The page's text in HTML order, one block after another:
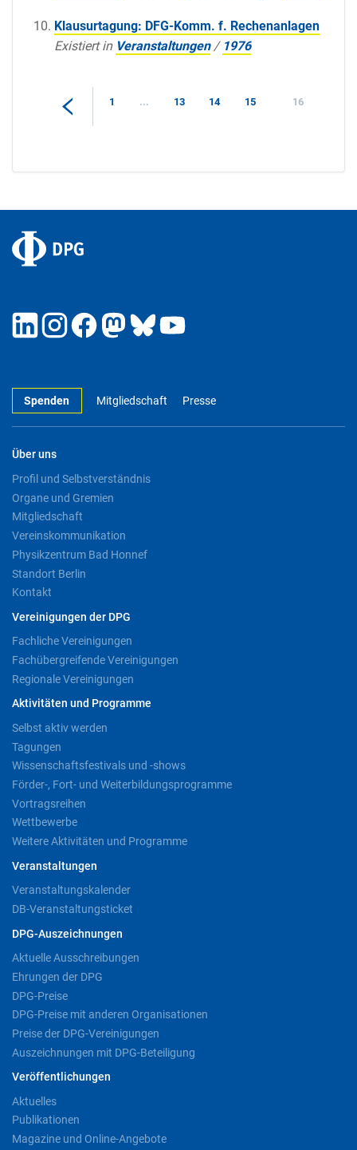
Klausurtagung: DFG-Komm. f. Rechenanlagen
Existiert in Veranstaltungen / 1976
1 ... 13 14 15 16
Spenden Mitgliedschaft Presse
Über uns
Profil und Selbstverständnis
Organe und Gremien
Mitgliedschaft
Vereinskommunikation
Physikzentrum Bad Honnef
Standort Berlin
Kontakt
Vereinigungen der DPG
Fachliche Vereinigungen
Fachübergreifende Vereinigungen
Regionale Vereinigungen
Aktivitäten und Programme
Selbst aktiv werden
Tagungen
Wissenschaftsfestivals und -shows
Förder-, Fort- und Weiterbildungsprogramme
Vortragsreihen
Wettbewerbe
Weitere Aktivitäten und Programme
Veranstaltungen
Veranstaltungskalender
DB-Veranstaltungsticket
DPG-Auszeichnungen
Aktuelle Ausschreibungen
Ehrungen der DPG
DPG-Preise
DPG-Preise mit anderen Organisationen
Preise der DPG-Vereinigungen
Auszeichnungen mit DPG-Beteiligung
Veröffentlichungen
Aktuelles
Publikationen
Magazine und Online-Angebote